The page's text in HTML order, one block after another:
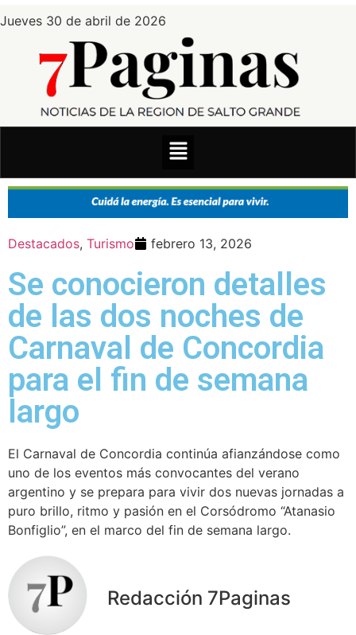
Jueves 30 de abril de 2026
Destacados, Turismo febrero 13, 2026
Se conocieron detalles
de las dos noches de
Carnaval de Concordia
para el fin de semana
largo
El Carnaval de Concordia continúa afianzándose como
uno de los eventos más convocantes del verano
argentino y se prepara para vivir dos nuevas jornadas a
puro brillo, ritmo y pasión en el Corsódromo “Atanasio
Bonfiglio”, en el marco del fin de semana largo.
Redacción 7Paginas